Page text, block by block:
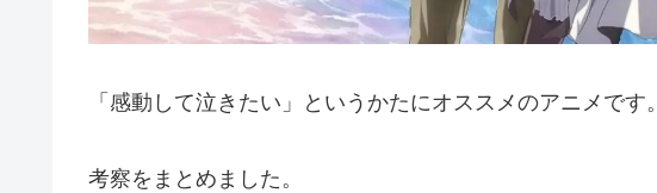
「感動して泣きたい」というかたにオススメのアニメです。
考察をまとめました。